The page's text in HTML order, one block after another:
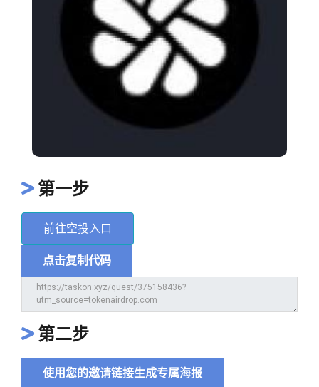
第一步
前往空投入口
点击复制代码
第二步
使用您的邀请链接生成专属海报